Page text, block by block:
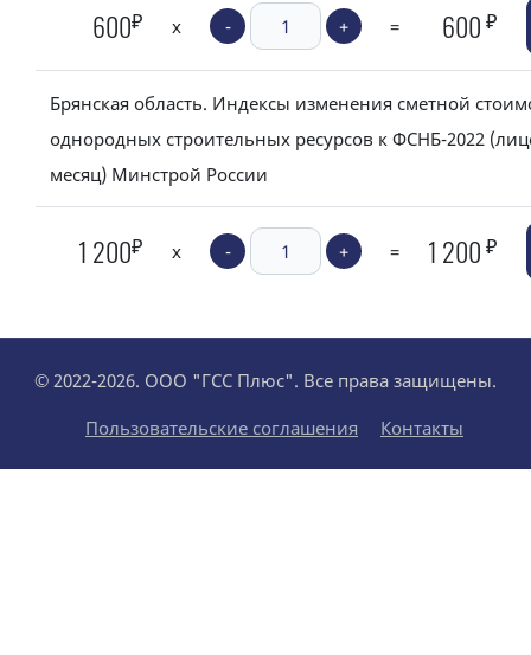
600₽ x - + = 600 ₽
Брянская область. Индексы изменения сметной
однородных строительных ресурсов к ФСНБ-2022
месяц) Минстрой России
1 200₽ x - + = 1 200 ₽
© 2022-2026. ООО "ГСС Плюс". Все права защищены.
Пользовательские соглашения
Контакты